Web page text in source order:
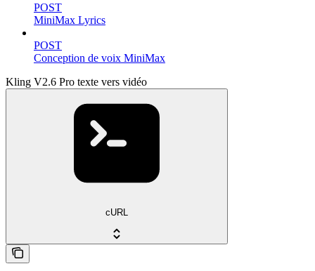
POST
MiniMax Lyrics
POST
Conception de voix MiniMax
Kling V2.6 Pro texte vers vidéo
cURL